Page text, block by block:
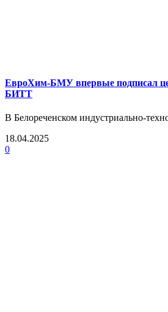
ЕвроХим-БМУ впервые подписал
БИТТ
В Белореченском индустриально-
18.04.2025
0